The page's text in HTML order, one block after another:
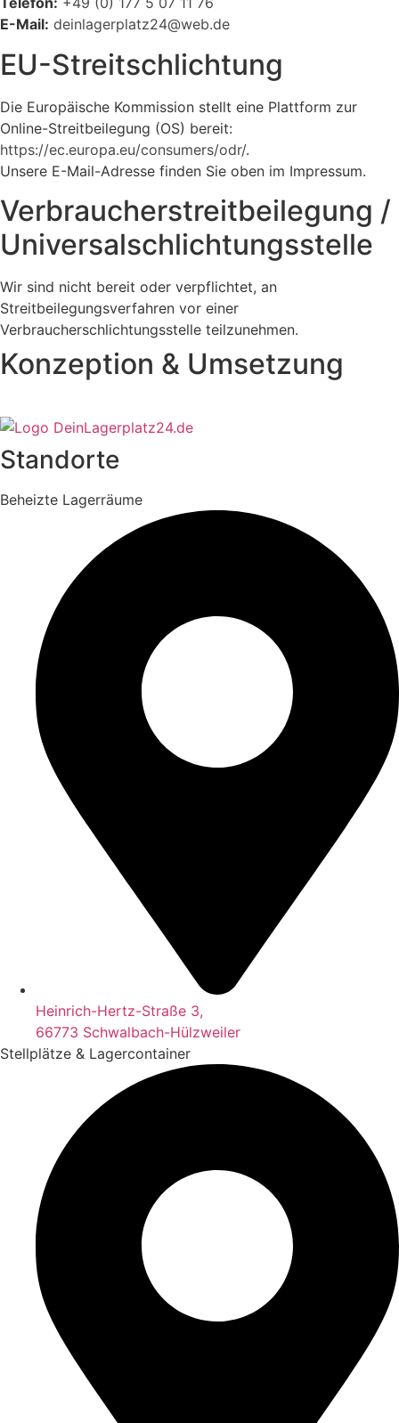
E-Mail: deinlagerplatz24@web.de
EU-Streitschlichtung
Die Europäische Kommission stellt eine Plattform zur
Online-Streitbeilegung (OS) bereit:
https://ec.europa.eu/consumers/odr/.
Unsere E-Mail-Adresse finden Sie oben im Impressum.
Verbraucher­streit­beilegung /
Universal­schlichtungs­stelle
Wir sind nicht bereit oder verpflichtet, an
Streitbeilegungsverfahren vor einer
Verbraucherschlichtungsstelle teilzunehmen.
Konzeption & Umsetzung
Standorte
Beheizte Lagerräume
Heinrich-Hertz-Straße 3,
66773 Schwalbach-Hülzweiler
Stellplätze & Lagercontainer